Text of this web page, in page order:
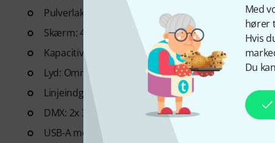
Med
hører
Hvis
Du
Pulverlakeret stålbundplade med 100 mm VESA
Skærm: 4.3" farve-TFT med tonet glas
Kapacitiv berøring
Lyd: Omnidirektionel elektretmikrofon
Linjeindgang: 3,5 mm mini-jackstik
DMX: 2x 3-bens DMX OUT XLR, 1x 5-bens DMX OUT
USB-A med MIDI, MSD og WLINK (5 V, 900 mA)